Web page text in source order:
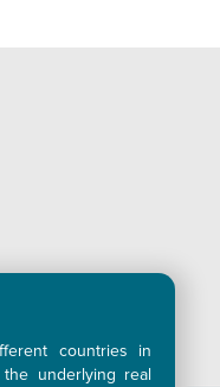
countries in
underlying real